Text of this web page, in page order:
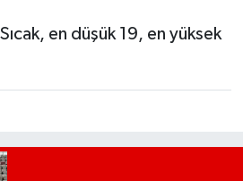
en düşük 19, en yüksek